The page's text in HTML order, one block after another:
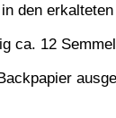
den
ca. 12